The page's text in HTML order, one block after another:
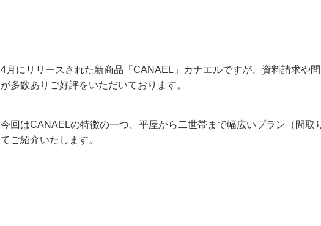
4月にリリースされた新商品「CANAEL」カナエルですが、資料請求や
が多数ありご好評をいただいております。
今回はCANAELの特徴の一つ、平屋から二世帯まで幅広いプラン（間取
てご紹介いたします。